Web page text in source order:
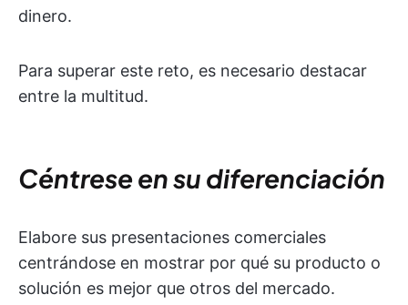
dinero.
Para superar este reto, es necesario destacar
entre la multitud.
Céntrese en su diferenciación
Elabore sus presentaciones comerciales
centrándose en mostrar por qué su producto o
solución es mejor que otros del mercado.